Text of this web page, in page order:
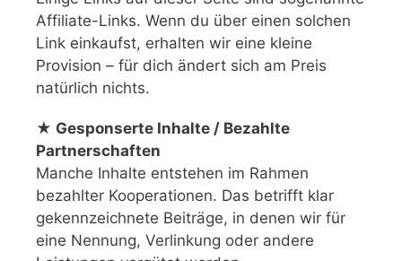
Affiliate-Links. Wenn du über einen solchen
Link einkaufst, erhalten wir eine kleine
Provision – für dich ändert sich am Preis
natürlich nichts.
★ Gesponserte Inhalte / Bezahlte
Partnerschaften
Manche Inhalte entstehen im Rahmen
bezahlter Kooperationen. Das betrifft klar
gekennzeichnete Beiträge, in denen wir für
eine Nennung, Verlinkung oder andere